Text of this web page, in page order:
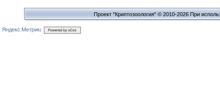
Проект "Криптозоология" © 2010-2026 При